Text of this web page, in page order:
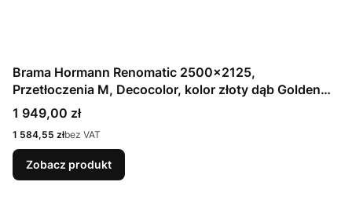
Brama Hormann Renomatic 2500x2125,
Przetłoczenia M, Decocolor, kolor złoty dąb Golden
Oak / OCYNK + Prowadzenie Z
Cena
1 949,00 zł
Cena
1 584,55 złbez VAT
Zobacz produkt